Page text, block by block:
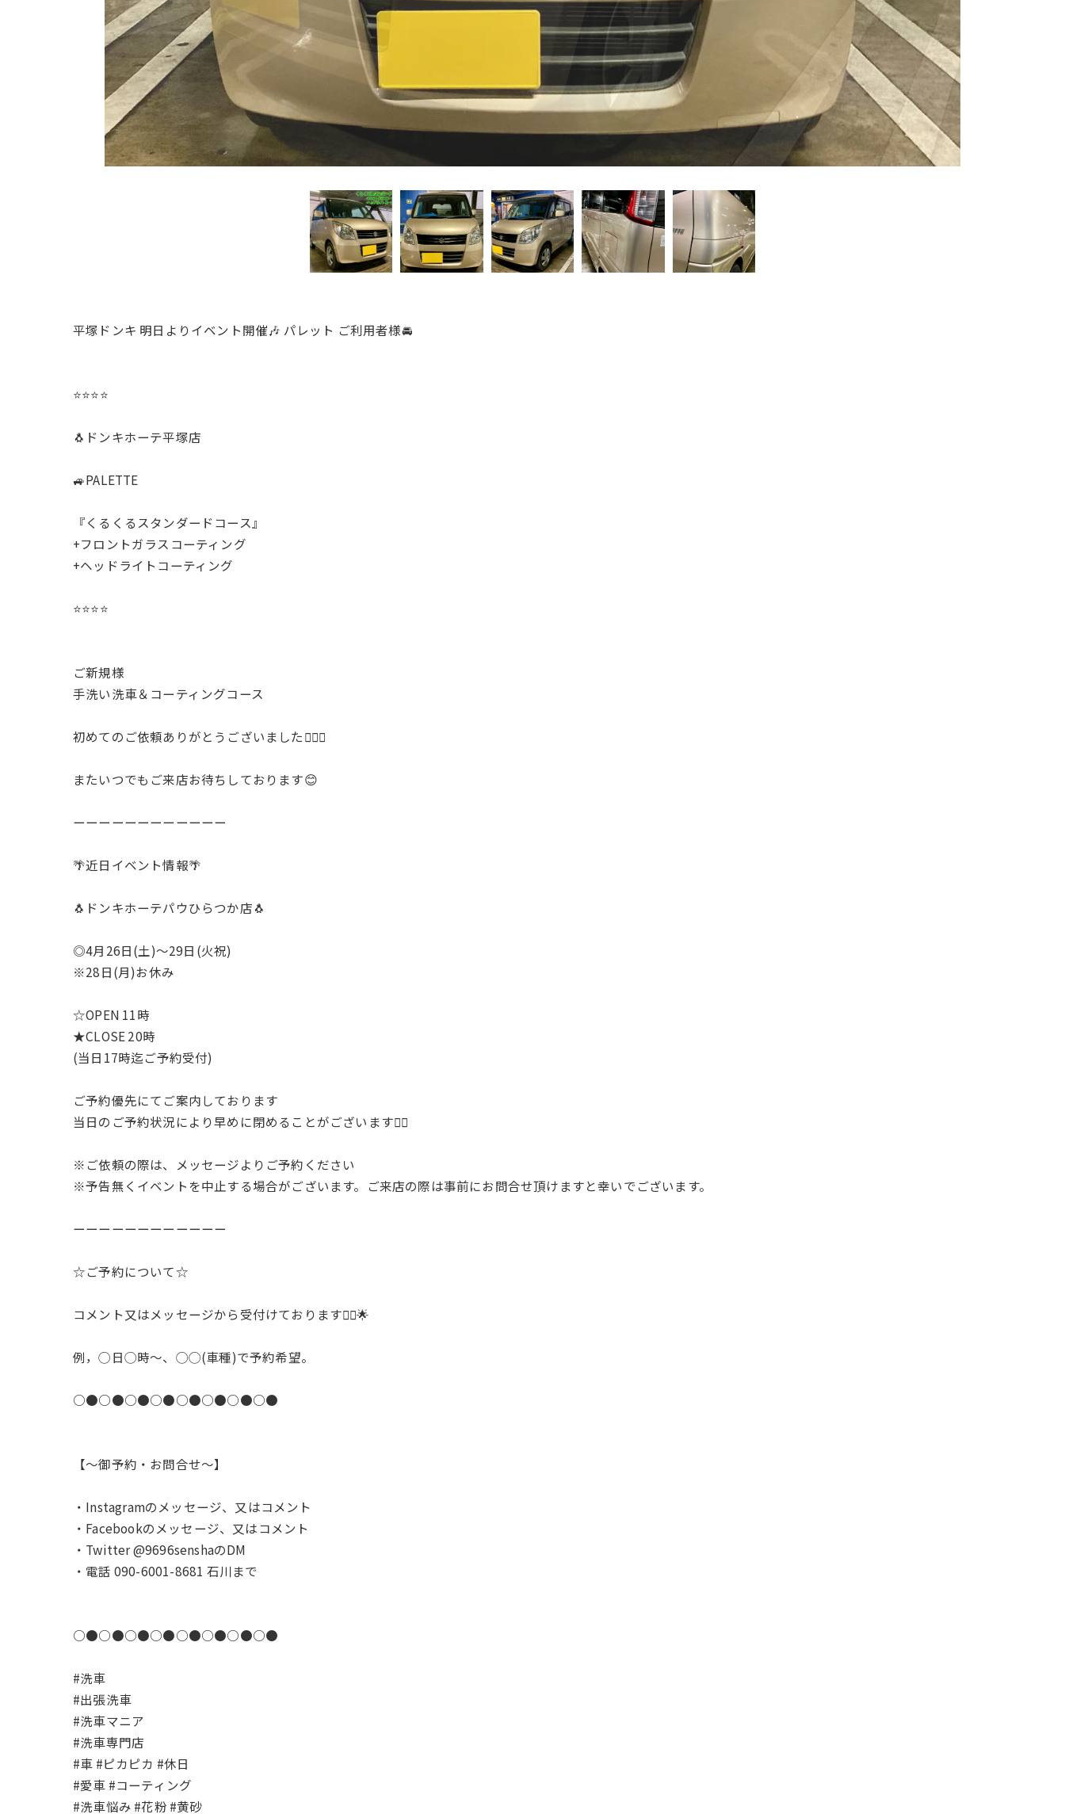
平塚ドンキ 明日よりイベント開催🎶 パレット ご利用者様🚘
⭐️⭐️⭐️⭐️
🐧ドンキホーテ平塚店
🚙PALETTE
『くるくるスタンダードコース』
+フロントガラスコーティング
+ヘッドライトコーティング
⭐️⭐️⭐️⭐️
ご新規様
手洗い洗車＆コーティングコース
初めてのご依頼ありがとうございました🙇‍♂️✨️
またいつでもご来店お待ちしております😊
ーーーーーーーーーーーー
🌴近日イベント情報🌴
🐧ドンキホーテパウひらつか店🐧
◎4月26日(土)〜29日(火祝)
※28日(月)お休み
☆OPEN 11時
★CLOSE 20時
(当日17時迄ご予約受付)
ご予約優先にてご案内しております
当日のご予約状況により早めに閉めることがございます🙇‍♂️
※ご依頼の際は、メッセージよりご予約ください
※予告無くイベントを中止する場合がございます。ご来店の際は事前にお問合せ頂けますと幸いでございます。
ーーーーーーーーーーーー
☆ご予約について☆
コメント又はメッセージから受付けております🙇‍♂️🌟
例，◯日◯時〜、◯◯(車種)で予約希望。
○●○●○●○●○●○●○●○●
【〜御予約・お問合せ〜】
・Instagramのメッセージ、又はコメント
・Facebookのメッセージ、又はコメント
・Twitter @9696senshaのDM
・電話 090-6001-8681 石川まで
○●○●○●○●○●○●○●○●
#洗車
#出張洗車
#洗車マニア
#洗車専門店
#車 #ピカピカ #休日
#愛車 #コーティング
#洗車悩み #花粉 #黄砂